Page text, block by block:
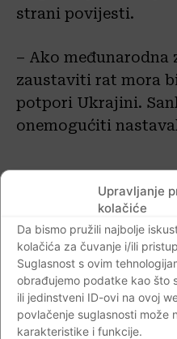
Upravljanje
kolačiće
Da bismo pružili najbolje
kolačića za čuvanje i/ili
Suglasnost s ovim
obrađujemo podatke kao što
ili jedinstveni ID-ovi na ovoj
povlačenje suglasnosti može
karakteristike i funkcije.
strani povijesti.
– Ako međunarodna
zaustaviti rat mora
potpori Ukrajini.
onemogućiti
Ministar znanosti i
Fuchs rekao je da
suverenitet Ukrajine
te da danas
umiru jer je netko
zemlja, Ukrajina,
postojanje. Nitko to